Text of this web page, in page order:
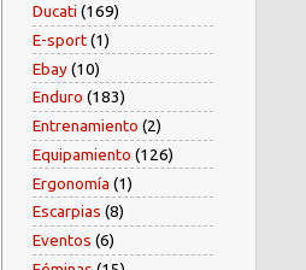
Ducati (169)
E-sport(1)
Ebay(10)
Enduro (183)
Entrenamiento (2)
Equipamiento (126)
Ergonomía (1)
Escarpias (8)
Eventos (6)